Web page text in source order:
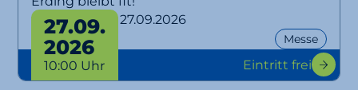
von 26.09. bis 27.09.2026
Messe
27.09.
2026
10:00 Uhr Eintritt frei